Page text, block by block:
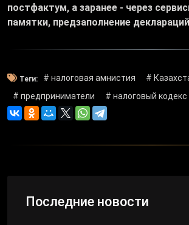
постфактум, а заранее - через
памятки, предзаполнение
Теги: # налоговая амнистия #
# предприниматели
# налоговый кодекс
Последние новости